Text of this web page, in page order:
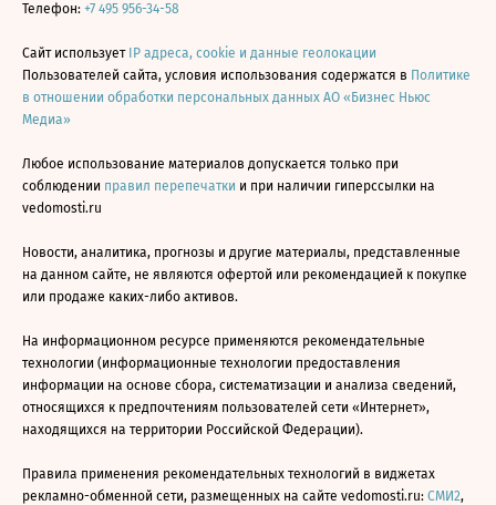
Телефон: +7 495 956-34-58
Сайт использует IP адреса, cookie и данные геолокации
Пользователей сайта, условия использования содержатся в Политике
в отношении обработки персональных данных АО «Бизнес Ньюс
Медиа»
Любое использование материалов допускается только при
соблюдении правил перепечатки и при наличии гиперссылки на
vedomosti.ru
Новости, аналитика, прогнозы и другие материалы, представленные
на данном сайте, не являются офертой или рекомендацией к покупке
или продаже каких-либо активов.
На информационном ресурсе применяются рекомендательные
технологии (информационные технологии предоставления
информации на основе сбора, систематизации и анализа сведений,
относящихся к предпочтениям пользователей сети «Интернет»,
находящихся на территории Российской Федерации).
Правила применения рекомендательных технологий в виджетах
рекламно-обменной сети, размещенных на сайте vedomosti.ru: СМИ2,